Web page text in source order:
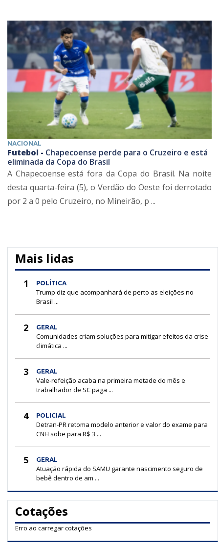
NACIONAL
Futebol - Chapecoense perde para o Cruzeiro e está
eliminada da Copa do Brasil
A Chapecoense está fora da Copa do Brasil. Na noite
desta quarta-feira (5), o Verdão do Oeste foi derrotado
por 2 a 0 pelo Cruzeiro, no Mineirão, p ...
Mais lidas
1 POLÍTICA
Trump diz que acompanhará de perto as eleições no
Brasil ...
2 GERAL
Comunidades criam soluções para mitigar efeitos da crise
climática ...
3 GERAL
Vale-refeição acaba na primeira metade do mês e
trabalhador de SC paga ...
4 POLICIAL
Detran-PR retoma modelo anterior e valor do exame para
CNH sobe para R$ 3 ...
5 GERAL
Atuação rápida do SAMU garante nascimento seguro de
bebê dentro de am ...
Cotações
Erro ao carregar cotações